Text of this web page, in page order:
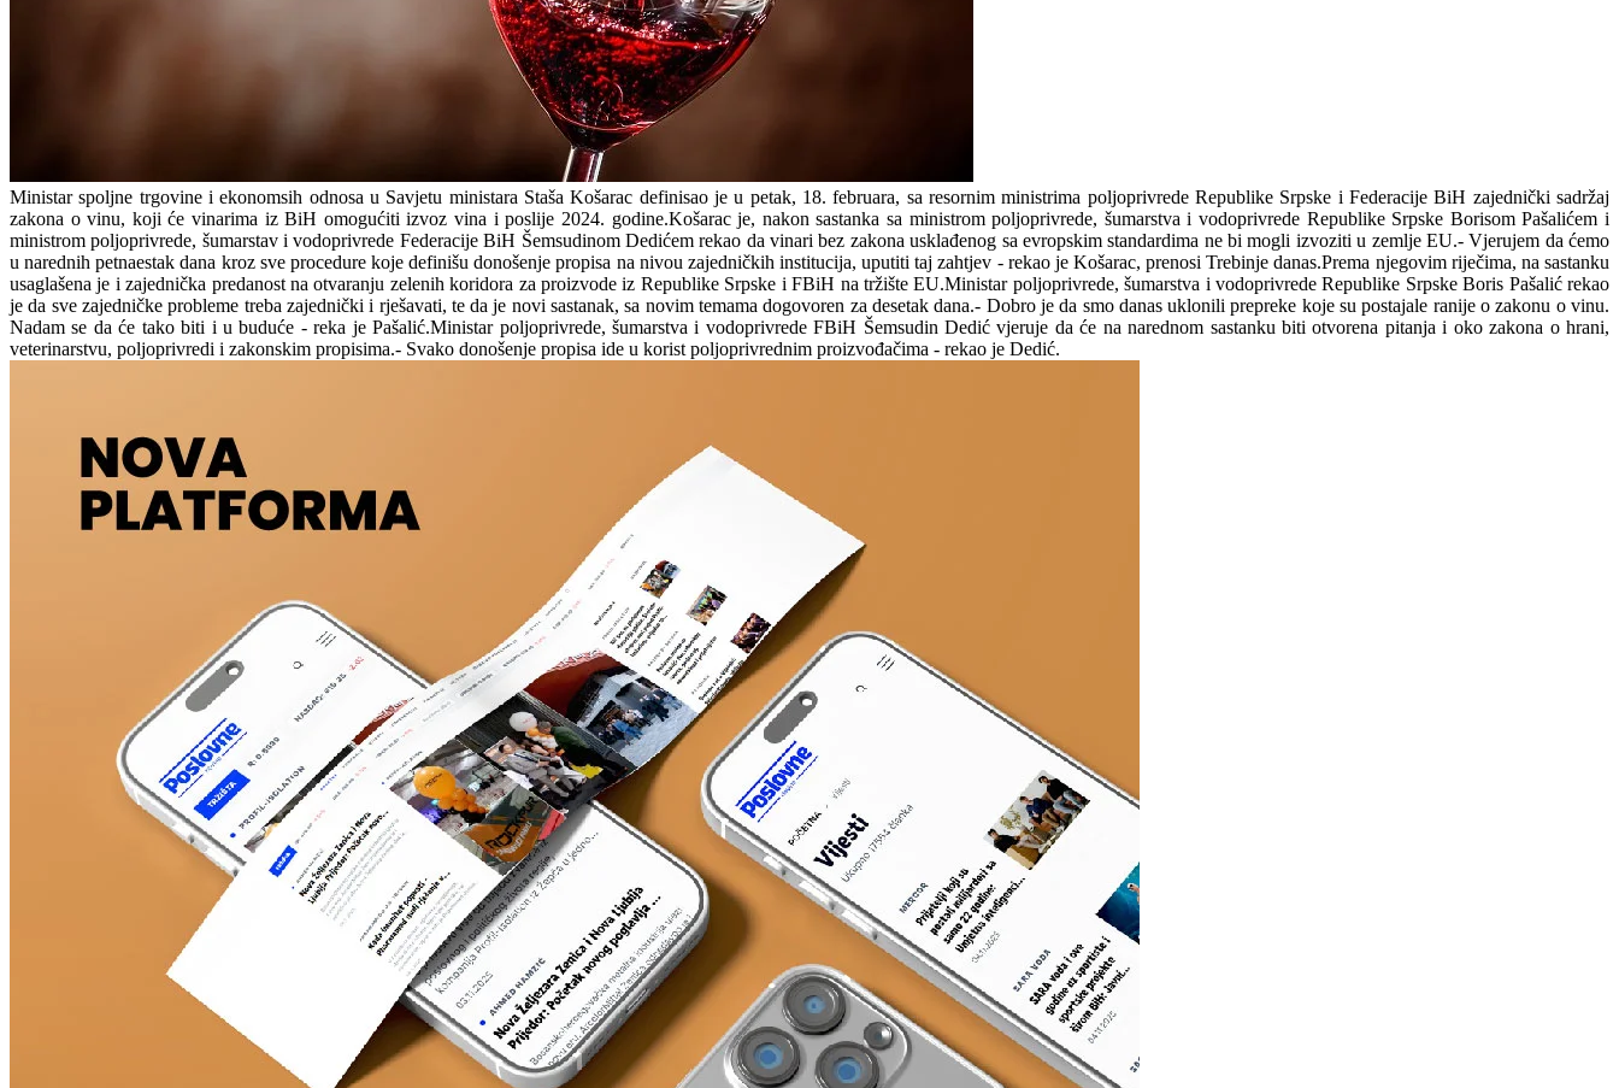
Ministar spoljne trgovine i ekonomsih odnosa u Savjetu ministara Staša Košarac definisao je u petak, 18. februara, sa resornim ministrima poljoprivrede Republike Srpske i Federacije BiH zajednički sadržaj
zakona o vinu, koji će vinarima iz BiH omogućiti izvoz vina i poslije 2024. godine.Košarac je, nakon sastanka sa ministrom poljoprivrede, šumarstva i vodoprivrede Republike Srpske Borisom Pašalićem i
ministrom poljoprivrede, šumarstav i vodoprivrede Federacije BiH Šemsudinom Dedićem rekao da vinari bez zakona usklađenog sa evropskim standardima ne bi mogli izvoziti u zemlje EU.- Vjerujem da ćemo
u narednih petnaestak dana kroz sve procedure koje definišu donošenje propisa na nivou zajedničkih institucija, uputiti taj zahtjev - rekao je Košarac, prenosi Trebinje danas.Prema njegovim riječima, na sastanku
usaglašena je i zajednička predanost na otvaranju zelenih koridora za proizvode iz Republike Srpske i FBiH na tržište EU.Ministar poljoprivrede, šumarstva i vodoprivrede Republike Srpske Boris Pašalić rekao
je da sve zajedničke probleme treba zajednički i rješavati, te da je novi sastanak, sa novim temama dogovoren za desetak dana.- Dobro je da smo danas uklonili prepreke koje su postajale ranije o zakonu o vinu.
Nadam se da će tako biti i u buduće - reka je Pašalić.Ministar poljoprivrede, šumarstva i vodoprivrede FBiH Šemsudin Dedić vjeruje da će na narednom sastanku biti otvorena pitanja i oko zakona o hrani,
veterinarstvu, poljoprivredi i zakonskim propisima.- Svako donošenje propisa ide u korist poljoprivrednim proizvođačima - rekao je Dedić.